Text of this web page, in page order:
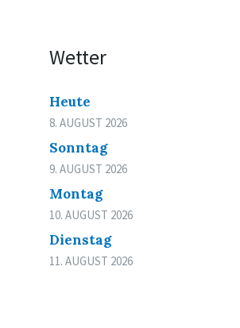
Wetter
Heute
8. AUGUST 2026
Sonntag
9. AUGUST 2026
Montag
10. AUGUST 2026
Dienstag
11. AUGUST 2026